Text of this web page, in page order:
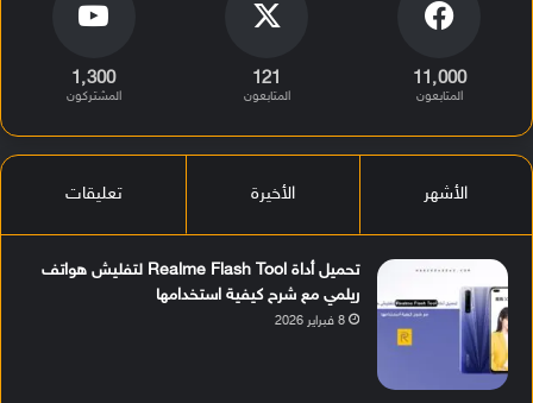
11٬000
المتابعون
121
المتابعون
1٬300
المشتركون
الأشهر الأخيرة تعليقات
تحميل أداة Realme Flash Tool لتفليش هواتف
ريلمي مع شرح كيفية استخدامها
8 فبراير 2026